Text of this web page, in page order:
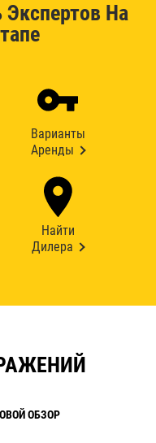
На
Варианты
Аренды
Найти
Дилера
ОБЗОР